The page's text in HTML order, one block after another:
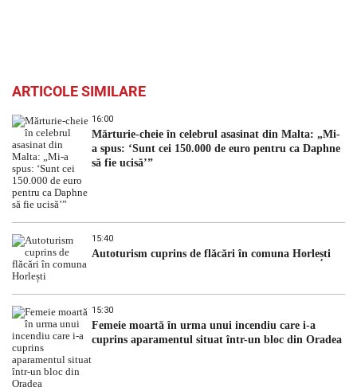
ARTICOLE SIMILARE
16:00
Mărturie-cheie în celebrul asasinat din Malta: „Mi-
a spus: ‘Sunt cei 150.000 de euro pentru ca Daphne
să fie ucisă’”
15:40
Autoturism cuprins de flăcări în comuna Horlești
15:30
Femeie moartă în urma unui incendiu care i-a
cuprins aparamentul situat într-un bloc din Oradea